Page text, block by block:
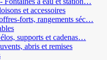
et accessoires
forts, rangements séc…
supports et cadenas…
abris et remises